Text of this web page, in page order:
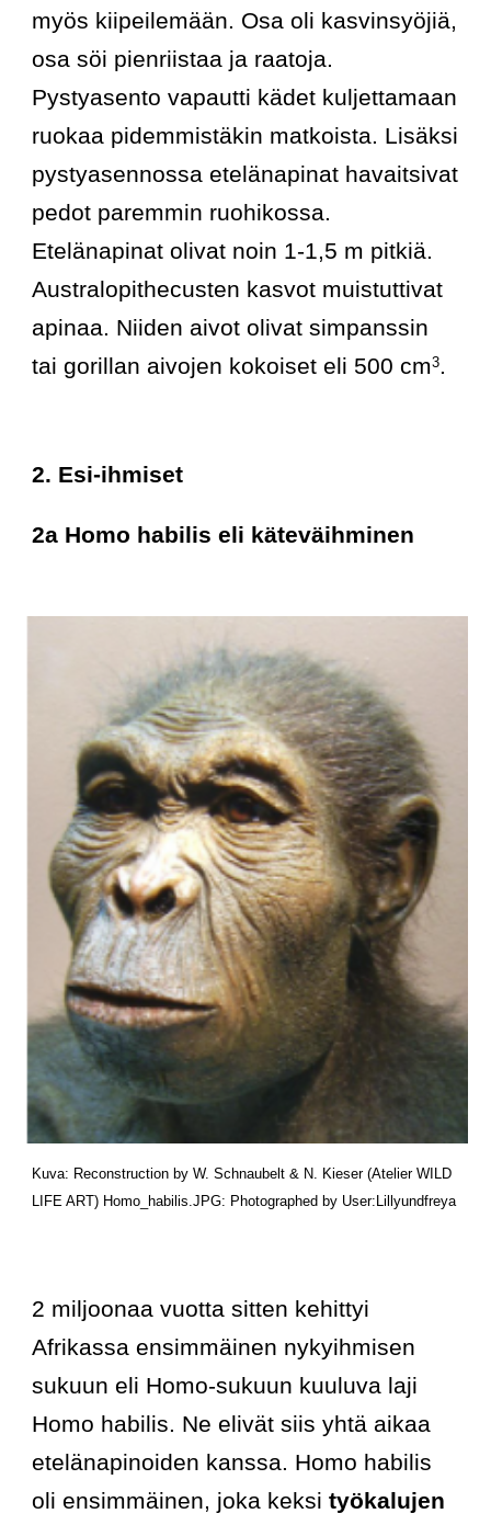
myös kiipeilemään. Osa oli kasvinsyöjiä,
osa söi pienriistaa ja raatoja.
Pystyasento vapautti kädet kuljettamaan
ruokaa pidemmistäkin matkoista. Lisäksi
pystyasennossa etelänapinat havaitsivat
pedot paremmin ruohikossa.
Etelänapinat olivat noin 1-1,5 m pitkiä.
Australopithecusten kasvot muistuttivat
apinaa. Niiden aivot olivat simpanssin
tai gorillan aivojen kokoiset eli 500 cm3.
2. Esi-ihmiset
2a Homo habilis eli käteväihminen
Kuva: Reconstruction by W. Schnaubelt & N. Kieser (Atelier WILD
LIFE ART) Homo_habilis.JPG: Photographed by User:Lillyundfreya
2 miljoonaa vuotta sitten kehittyi
Afrikassa ensimmäinen nykyihmisen
sukuun eli Homo-sukuun kuuluva laji
Homo habilis. Ne elivät siis yhtä aikaa
etelänapinoiden kanssa. Homo habilis
oli ensimmäinen, joka keksi työkalujen